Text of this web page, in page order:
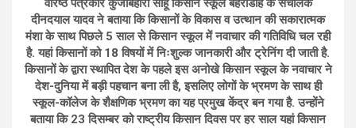
वरिष्ठ पत्रकार कुंजबिहारी साहू किसान स्कूल बहेराडीह के संचालक
दीनदयाल यादव ने बताया कि किसानों के विकास व उत्थान की सकारात्मक
मंशा के साथ पिछले 5 साल से किसान स्कूल में नवाचार की गतिविधि चल रही
है. यहां किसानों को 18 विषयों में निःशुल्क जानकारी और ट्रेनिंग दी जाती है.
किसानों के द्वारा स्थापित देश के पहले इस अनोखे किसान स्कूल के नवाचार ने
देश-दुनिया में बड़ी पहचान बना ली है, इसलिए लोगों के भ्रमण के साथ ही
स्कूल-कॉलेज के शैक्षणिक भ्रमण का यह प्रमुख केंद्र बन गया है. उन्होंने
बताया कि 23 दिसम्बर को राष्ट्रीय किसान दिवस पर हर साल यहां किसान